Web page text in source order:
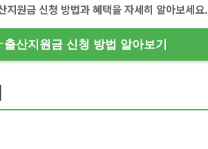
지원금 신청 방법과 혜택을 자세히 알아보세요.
출산지원금 신청 방법 알아보기